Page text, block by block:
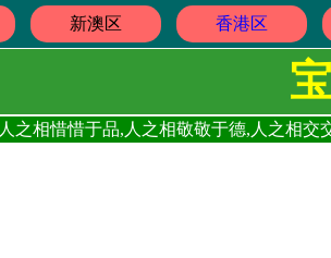
新澳区 香港区
人之相惜惜于品,人之相敬敬于德,人之相